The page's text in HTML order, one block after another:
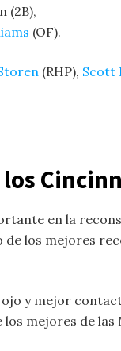
(2B),
(OF).
(RHP), Scott
en la
los mejores
y mejor
los mejores de las